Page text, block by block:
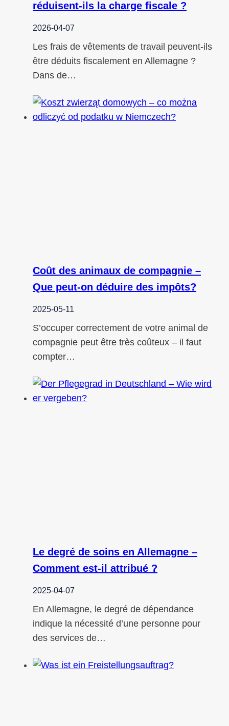
réduisent-ils la charge fiscale ?
2026-04-07
Les frais de vêtements de travail peuvent-ils
être déduits fiscalement en Allemagne ?
Dans de…
Coût des animaux de compagnie –
Que peut-on déduire des impôts?
2025-05-11
S’occuper correctement de votre animal de
compagnie peut être très coûteux – il faut
compter…
Le degré de soins en Allemagne –
Comment est-il attribué ?
2025-04-07
En Allemagne, le degré de dépendance
indique la nécessité d’une personne pour
des services de…